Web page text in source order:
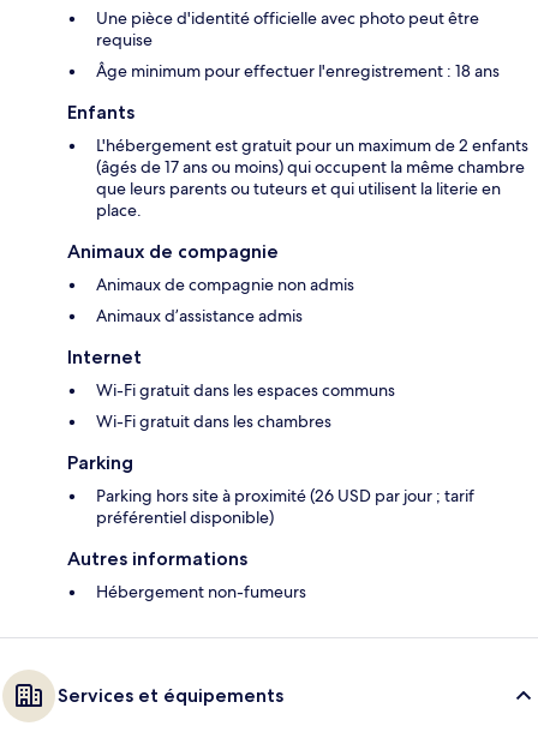
Une pièce d'identité officielle avec photo peut être
requise
Âge minimum pour effectuer l'enregistrement : 18 ans
Enfants
L'hébergement est gratuit pour un maximum de 2 enfants
(âgés de 17 ans ou moins) qui occupent la même chambre
que leurs parents ou tuteurs et qui utilisent la literie en
place.
Animaux de compagnie
Animaux de compagnie non admis
Animaux d’assistance admis
Internet
Wi-Fi gratuit dans les espaces communs
Wi-Fi gratuit dans les chambres
Parking
Parking hors site à proximité (26 USD par jour ; tarif
préférentiel disponible)
Autres informations
Hébergement non-fumeurs
Services et équipements